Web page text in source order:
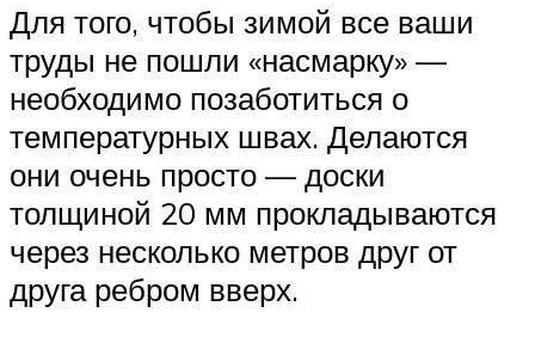
Для того, чтобы зимой все ваши
труды не пошли «насмарку» —
необходимо позаботиться о
температурных швах. Делаются
они очень просто — доски
толщиной 20 мм прокладываются
через несколько метров друг от
друга ребром вверх.